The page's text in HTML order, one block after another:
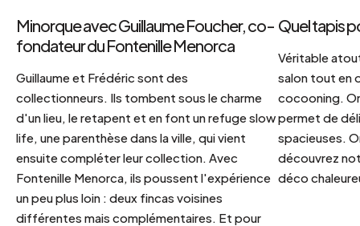
Minorque avec Guillaume Foucher, co-
fondateur du Fontenille Menorca
Guillaume et Frédéric sont des
collectionneurs. Ils tombent sous le charme
d'un lieu, le retapent et en font un refuge slow
life, une parenthèse dans la ville, qui vient
ensuite compléter leur collection. Avec
Fontenille Menorca, ils poussent l'expérience
un peu plus loin : deux fincas voisines
différentes mais complémentaires. Et pour
Quel tapis
Véritable
salon tout en
cocooning.
permet de
spacieuses.
découvrez
déco